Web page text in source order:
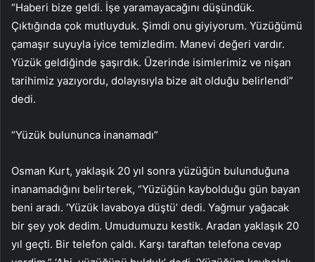
“Haberi bize geldi. İşe yaramayacağını düşündük.
Çıktığında çok mutluyduk. Şimdi onu giyiyorum. Yüzüğümü
çamaşır suyuyla iyice temizledim. Manevi değeri vardır.
Yüzük geldiğinde şaşırdık. Üzerinde isimlerimiz ve nişan
tarihimiz yazıyordu, dolayısıyla bize ait olduğu belirlendi”
dedi.
“Yüzük bulununca inanamadı”
Osman Kurt, yaklaşık 20 yıl sonra yüzüğün bulunduğuna
inanamadığını belirterek, “Yüzüğün kaybolduğu gün bayan
beni aradı. ‘Yüzük lavaboya düştü’ dedi. Yağmur yağacak
bir şey yok dedim. Umudumuzu kestik. Aradan yaklaşık 20
yıl geçti. Bir telefon çaldı. Karşı taraftan telefona cevap